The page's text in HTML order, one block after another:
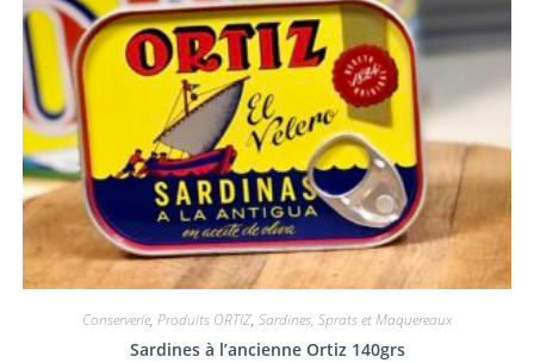
Conserverie, Produits ORTIZ, Sardines, Sprats et Maquereaux
Sardines à l’ancienne Ortiz 140grs